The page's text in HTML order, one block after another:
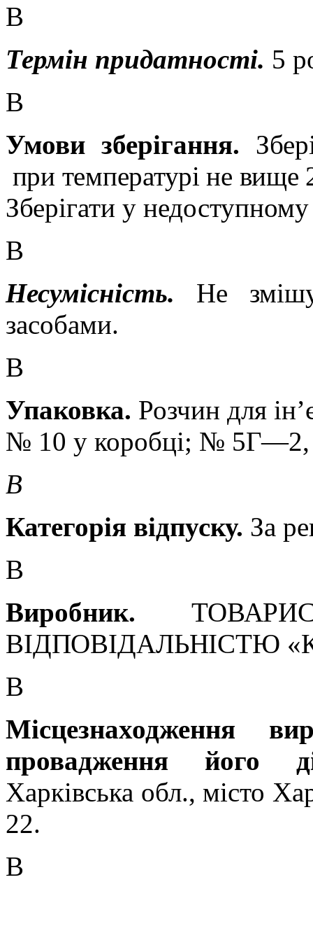
В
Термін придатності. 5
В
Умови зберігання.
при температурі не вище
Зберігати у недоступному
В
Несумісність. Не
засобами.
В
Упаковка. Розчин для
№ 10 у коробці; № 5Г—
В
Категорія відпуску. За
В
Виробник.
ВІДПОВІДАЛЬНІСТЮ
В
Місцезнаходження
провадження його
Харківська обл., місто
22.
В